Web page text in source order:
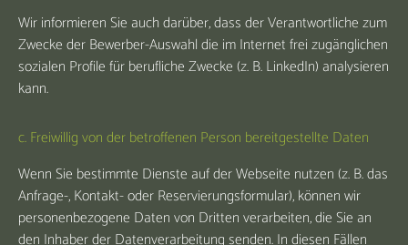
Wir informieren Sie auch darüber, dass der Verantwortliche zum
Zwecke der Bewerber-Auswahl die im Internet frei zugänglichen
sozialen Profile für berufliche Zwecke (z. B. LinkedIn) analysieren
kann.
c. Freiwillig von der betroffenen Person bereitgestellte Daten
Wenn Sie bestimmte Dienste auf der Webseite nutzen (z. B. das
Anfrage-, Kontakt- oder Reservierungsformular), können wir
personenbezogene Daten von Dritten verarbeiten, die Sie an
den Inhaber der Datenverarbeitung senden. In diesen Fällen